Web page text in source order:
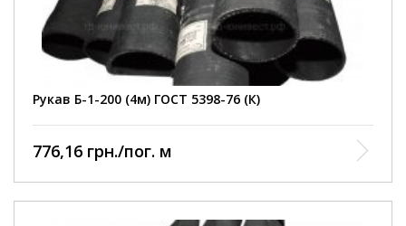
Рукав Б-1-200 (4м) ГОСТ 5398-76 (К)
температур
Відповідність
нормативному документу
ГОСТ 5398-76
Виробництво
Кварт
776,16 грн./пог. м